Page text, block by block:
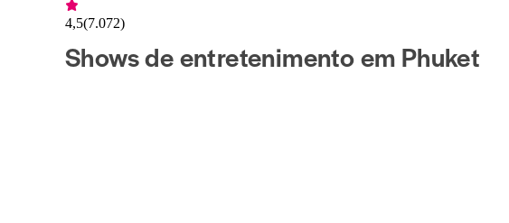
4,5(7.072)
Shows de entretenimento em Phuket